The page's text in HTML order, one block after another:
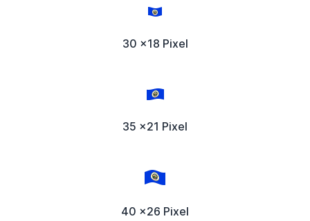
30 x18 Pixel
35 x21 Pixel
40 x26 Pixel